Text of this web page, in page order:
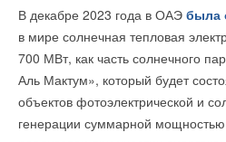
В декабре 2023 года в ОАЭ была
в мире солнечная тепловая
700 МВт, как часть солнечного
Аль Мактум», который будет
объектов фотоэлектрической и
генерации суммарной мощностью
Ваш E-mail *
Текст комментария
→
Уже через месяц в России
НОВОСТИ СОК 30 ИЮЛЯ 2026
→
Города начнут строить по
НОВОСТИ СОК 22 ИЮЛЯ 2026
→
Более 85% котельных и ЦТП
НОВОСТИ СОК 21 ИЮЛЯ 2026